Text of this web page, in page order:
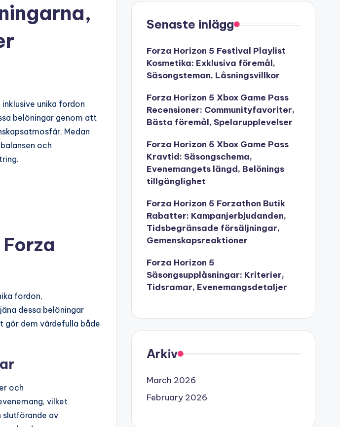
unika fordon
belöningar genom att
Medan
och
fordon,
dessa belöningar
gör dem värdefulla både
och
vilket
slutförande av
Senaste inlägg
Forza Horizon 5 Festival Playlist
Kosmetika: Exklusiva föremål,
Säsongsteman, Låsningsvillkor
Forza Horizon 5 Xbox Game Pass
Recensioner: Communityfavoriter,
Bästa föremål, Spelarupplevelser
Forza Horizon 5 Xbox Game Pass
Kravtid: Säsongschema,
Evenemangets längd, Belönings
tillgänglighet
Forza Horizon 5 Forzathon Butik
Rabatter: Kampanjerbjudanden,
Tidsbegränsade försäljningar,
Gemenskapsreaktioner
Forza Horizon 5
Säsongsupplåsningar: Kriterier,
Tidsramar, Evenemangsdetaljer
Arkiv
March 2026
February 2026